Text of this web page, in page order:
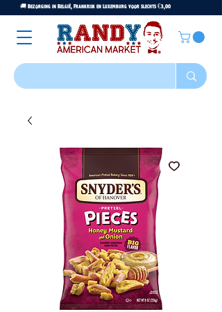
🚚 Bezorging in België, Frankrijk en Luxemburg voor slechts €3,00